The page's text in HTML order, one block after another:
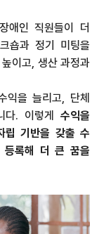
애인 직원들이 더
숍과 정기 미팅을
이고, 생산 과정과
익을 늘리고, 단체
다. 이렇게수익을
립 기반을 갖출 수
등록해 더 큰 꿈을